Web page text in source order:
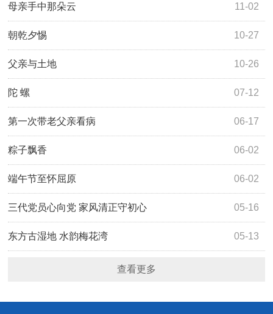
11-02
母亲手中那朵云
10-27
朝乾夕惕
10-26
父亲与土地
07-12
陀 螺
06-17
第一次带老父亲看病
06-02
粽子飘香
06-02
端午节至怀屈原
05-16
三代党员心向党 家风清正守初心
05-13
东方古湿地 水韵梅花湾
查看更多